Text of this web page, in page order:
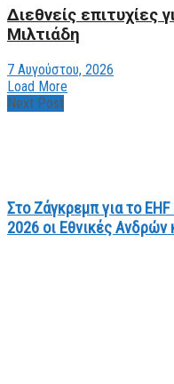
Διεθνείς επιτυχίες
Μιλτιάδη
7 Αυγούστου, 2026
Load More
Next Post
Στο Ζάγκρεμπ για το
2026 οι Εθνικές Ανδρών